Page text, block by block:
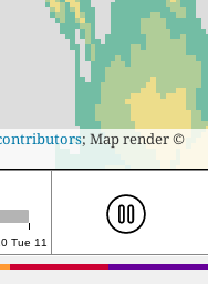
; Map render ©
Tue 11